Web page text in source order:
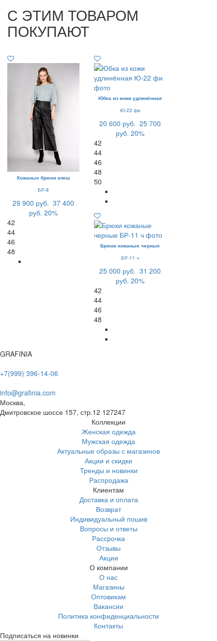
С ЭТИМ ТОВАРОМ
ПОКУПАЮТ
Кожаные брюки клеш
БР-8
29 900 руб. 37 400
руб. 20%
42
44
46
48
Юбка из кожи удлинённая
Ю-22 фи
20 600 руб. 25 700
руб. 20%
42
44
46
48
50
Брюки кожаные черные
БР-11 ч
25 000 руб. 31 200
руб. 20%
42
44
46
48
GRAFINIA
+7(999) 396-14-06
info@grafinia.com
Москва,
Дмитровское шоссе 157, стр.12 127247
Коллекции
Женская одежда
Мужская одежда
Актуальные образы с магазинов
Акции и скидки
Тренды и новинки
Распродажа
Клиентам
Доставка и оплата
Возврат
Индивидуальный пошив
Вопросы и ответы
Рассрочка
Отзывы
Акции
О компании
О нас
Магазины
Оптовикам
Вакансии
Политика конфиденциальности
Контакты
Подписаться на новинки